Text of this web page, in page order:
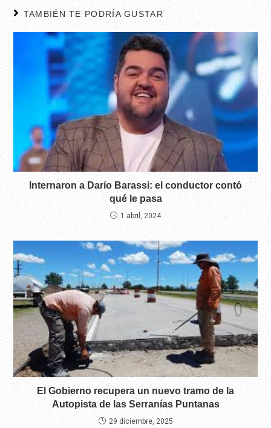
TAMBIÉN TE PODRÍA GUSTAR
Internaron a Darío Barassi: el conductor contó
qué le pasa
1 abril, 2024
El Gobierno recupera un nuevo tramo de la
Autopista de las Serranías Puntanas
29 diciembre, 2025